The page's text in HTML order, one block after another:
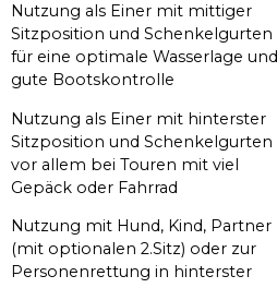
Nutzung als Einer mit mittiger
Sitzposition und Schenkelgurten
für eine optimale Wasserlage und
gute Bootskontrolle
Nutzung als Einer mit hinterster
Sitzposition und Schenkelgurten
vor allem bei Touren mit viel
Gepäck oder Fahrrad
Nutzung mit Hund, Kind, Partner
(mit optionalen 2.Sitz) oder zur
Personenrettung in hinterster